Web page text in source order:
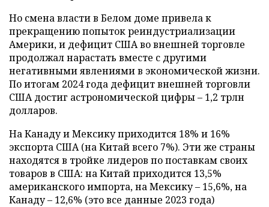
Но смена власти в Белом доме привела к
прекращению попыток реиндустриализации
Америки, и дефицит США во внешней торговле
продолжал нарастать вместе с другими
негативными явлениями в экономической жизни.
По итогам 2024 года дефицит внешней торговли
США достиг астрономической цифры – 1,2 трлн
долларов.
На Канаду и Мексику приходится 18% и 16%
экспорта США (на Китай всего 7%). Эти же страны
находятся в тройке лидеров по поставкам своих
товаров в США: на Китай приходится 13,5%
американского импорта, на Мексику – 15,6%, на
Канаду – 12,6% (это все данные 2023 года)